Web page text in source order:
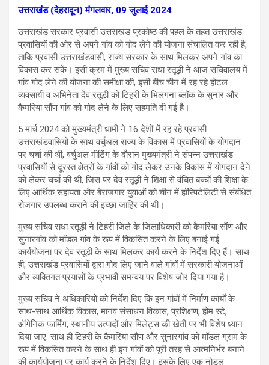
उत्तराखंड (देहरादून) मंगलवार, 09 जुलाई 2024
उत्तराखंड सरकार प्रवासी उत्तराखंड प्रकोष्ठ की पहल के तहत उत्तराखंड
प्रवासियों की ओर से अपने गांव को गोद लेने की योजना संचालित कर रही है,
ताकि प्रवासी उत्तराखंडवासी, राज्य सरकार के साथ मिलकर अपने गांव का
विकास कर सकें। इसी क्रम में मुख्य सचिव राधा रतूड़ी ने आज सचिवालय में
गांव गोद लेने की योजना की समीक्षा की, इसी बीच चीन में रह रहे होटल
व्यवसायी व अभिनेता देव रतूड़ी को टिहरी के भिलंगना ब्लॉक के सुनार और
कैमरिया सौंण गांव को गोद लेने के लिए सहमति दी गई है।
5 मार्च 2024 को मुख्यमंत्री धामी ने 16 देशों में रह रहे प्रवासी
उत्तराखंडवासियों के साथ वर्चुअल राज्य के विकास में प्रवासियों के योगदान
पर चर्चा की थी, वर्चुअल मीटिंग के दौरान मुख्यमंत्री ने संपन्न उत्तराखंड
प्रवासियों से दूरस्त क्षेत्रों के गांवों को गोद लेकर उनके विकास में योगदान देने
को लेकर चर्चा की थी, जिस पर देव रतूड़ी ने शिक्षा से वंचित बच्चों की शिक्षा के
लिए आर्थिक सहायता और बेराजगार युवाओं को चीन में हॉस्पिटैलिटी से संबंधित
रोजगार उपलब्ध कराने की इच्छा जाहिर की थी।
मुख्य सचिव राधा रतूड़ी ने टिहरी जिले के जिलाधिकारी को कैमरिया सौंण और
सुनारगांव को मॉडल गांव के रूप में विकसित करने के लिए बनाई गई
कार्ययोजना पर देव रतूड़ी के साथ मिलकर कार्य करने के निर्देश दिए हैं। साथ
ही, उत्तराखंड प्रवासियों द्वारा गोद लिए जाने वाले गांवों में सरकारी योजनाओं
और व्यक्तिगत प्रयासों के प्रभावी समन्वय पर विशेष जोर दिया गया है।
मुख्य सचिव ने अधिकारियों को निर्देश दिए कि इन गांवों में निर्माण कार्यों के
साथ-साथ आर्थिक विकास, मानव संसाधन विकास, प्रशिक्षण, होम स्टे,
ऑगेनिक फार्मिंग, स्थानीय उत्पादों और मिलेट्स की खेती पर भी विशेष ध्यान
दिया जाए. साथ ही टिहरी के कैमरिया सौंण और सुनारगांव को मॉडल ग्राम के
रूप में विकसित करने के साथ ही इन गांवों को पूरी तरह से आत्मनिर्भर बनाने
की कार्ययोजना पर कार्य करने के निर्देश दिए। इसके लिए एक नोडल